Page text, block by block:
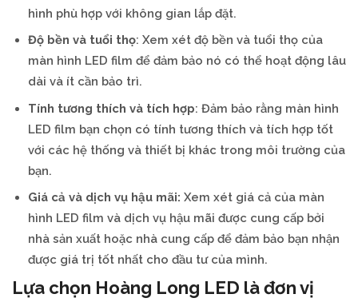
hình phù hợp với không gian lắp đặt.
Độ bền và tuổi thọ: Xem xét độ bền và tuổi thọ của
màn hình LED film để đảm bảo nó có thể hoạt động lâu
dài và ít cần bảo trì.
Tính tương thích và tích hợp: Đảm bảo rằng màn hình
LED film bạn chọn có tính tương thích và tích hợp tốt
với các hệ thống và thiết bị khác trong môi trường của
bạn.
Giá cả và dịch vụ hậu mãi: Xem xét giá cả của màn
hình LED film và dịch vụ hậu mãi được cung cấp bởi
nhà sản xuất hoặc nhà cung cấp để đảm bảo bạn nhận
được giá trị tốt nhất cho đầu tư của mình.
Lựa chọn Hoàng Long LED là đơn vị